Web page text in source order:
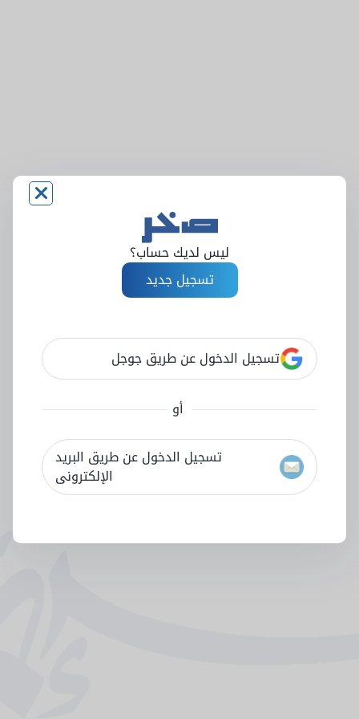
ليس لديك حساب؟
تسجيل جديد
تسجيل الدخول عن طريق جوجل
أو
تسجيل الدخول عن طريق البريد
الإلكترونى